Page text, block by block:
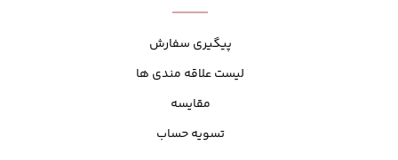
پیگیری سفارش
لیست علاقه مندی ها
مقایسه
تسویه حساب